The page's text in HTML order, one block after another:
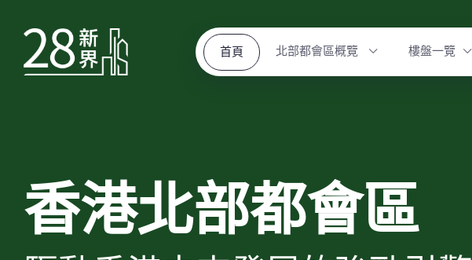
首頁 北部都會區概覽 樓盤一覽
香港北部都會區